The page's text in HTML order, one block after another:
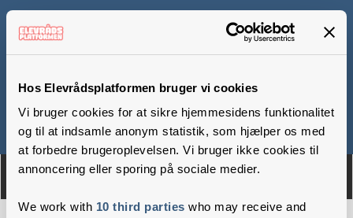
Hos Elevrådsplatformen bruger vi cookies
Vi bruger cookies for at sikre hjemmesidens funktionalitet
og til at indsamle anonym statistik, som hjælper os med
at forbedre brugeroplevelsen. Vi bruger ikke cookies til
annoncering eller sporing på sociale medier.
We work with 10 third parties who may receive and
Om Medlemmer